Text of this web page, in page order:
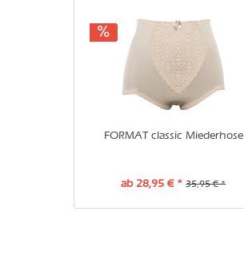
FORMAT classic Miederhose
ab 28,95 € * 35,95 € *